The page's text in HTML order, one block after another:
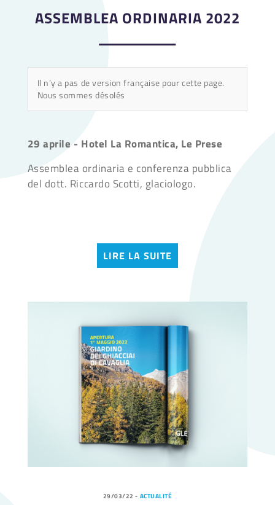
ASSEMBLEA ORDINARIA 2022
Il n’y a pas de version française pour cette page.
Nous sommes désolés
29 aprile - Hotel La Romantica, Le Prese
Assemblea ordinaria e conferenza pubblica
del dott. Riccardo Scotti, glaciologo.
LIRE LA SUITE
29/03/22 - ACTUALITÉ